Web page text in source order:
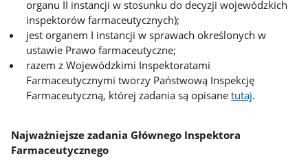
organu II instancji w stosunku do decyzji wojewódzkich
inspektorów farmaceutycznych);
jest organem I instancji w sprawach określonych w
ustawie Prawo farmaceutyczne;
razem z Wojewódzkimi Inspektoratami
Farmaceutycznymi tworzy Państwową Inspekcję
Farmaceutyczną, której zadania są opisanetutaj.
Najważniejsze zadania Głównego Inspektora
Farmaceutycznego